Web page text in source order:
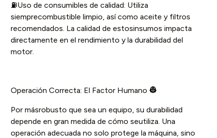
⛽️Uso de consumibles de calidad: Utiliza
siemprecombustible limpio, así como aceite y filtros
recomendados. La calidad de estosinsumos impacta
directamente en el rendimiento y la durabilidad del
motor.
Operación Correcta: El Factor Humano 👷
Por másrobusto que sea un equipo, su durabilidad
depende en gran medida de cómo seutiliza. Una
operación adecuada no solo protege la máquina, sino